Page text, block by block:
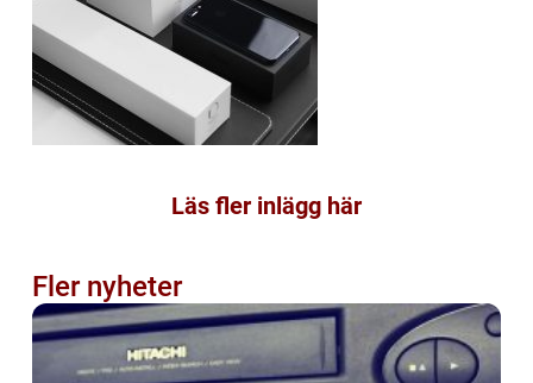
Läs fler inlägg här
Fler nyheter